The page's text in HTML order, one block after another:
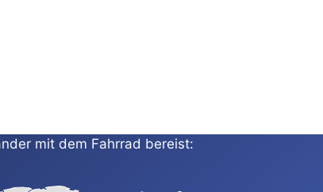
mit dem Fahrrad bereist: